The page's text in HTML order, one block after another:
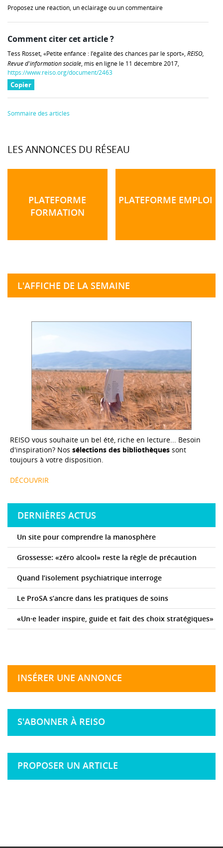
Proposez une réaction, un éclairage ou un commentaire
Comment citer cet article ?
Tess Rosset, «Petite enfance : l’égalité des chances par le sport», REISO,
Revue d'information sociale, mis en ligne le 11 décembre 2017,
https://www.reiso.org/document/2463
Copier
Sommaire des articles
LES ANNONCES DU RÉSEAU
PLATEFORME
FORMATION
PLATEFORME EMPLOI
L'AFFICHE DE LA SEMAINE
REISO vous souhaite un bel été, riche en lecture... Besoin
d'inspiration? Nos sélections des bibliothèques sont
toujours à votre disposition.
DÉCOUVRIR
DERNIÈRES ACTUS
Un site pour comprendre la manosphère
Grossesse: «zéro alcool» reste la règle de précaution
Quand l’isolement psychiatrique interroge
Le ProSA s’ancre dans les pratiques de soins
«Un·e leader inspire, guide et fait des choix stratégiques»
INSÉRER UNE ANNONCE
S'ABONNER À REISO
PROPOSER UN ARTICLE